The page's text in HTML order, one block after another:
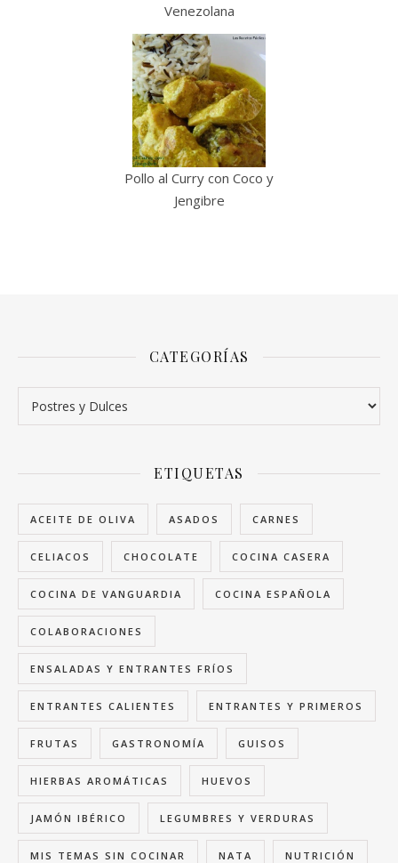
Venezolana
Pollo al Curry con Coco y
Jengibre
CATEGORÍAS
Categorías
ETIQUETAS
ACEITE DE OLIVA ASADOS CARNES
CELIACOS CHOCOLATE COCINA CASERA
COCINA DE VANGUARDIA COCINA ESPAÑOLA
COLABORACIONES
ENSALADAS Y ENTRANTES FRÍOS
ENTRANTES CALIENTES ENTRANTES Y PRIMEROS
FRUTAS GASTRONOMÍA GUISOS
HIERBAS AROMÁTICAS HUEVOS
JAMÓN IBÉRICO LEGUMBRES Y VERDURAS
MIS TEMAS SIN COCINAR NATA NUTRICIÓN